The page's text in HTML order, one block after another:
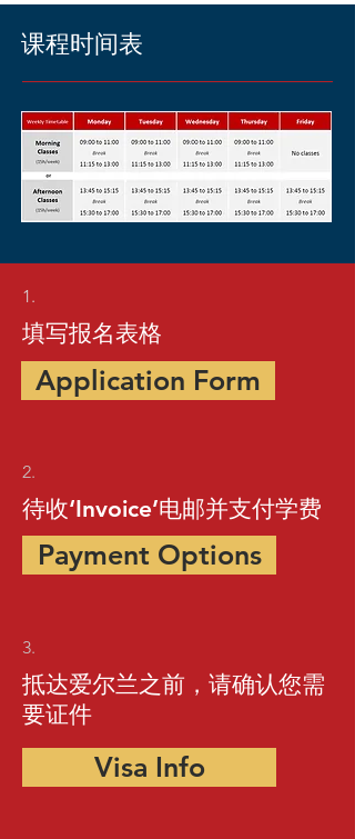
课程时间表
1.
填写报名表格
Application Form
2.
待收‘Invoice’电邮并支付学费
Payment Options
3.
抵达爱尔兰之前，请确认您需
要证件
Visa Info